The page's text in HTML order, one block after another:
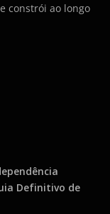
constrói ao longo
Definitivo de